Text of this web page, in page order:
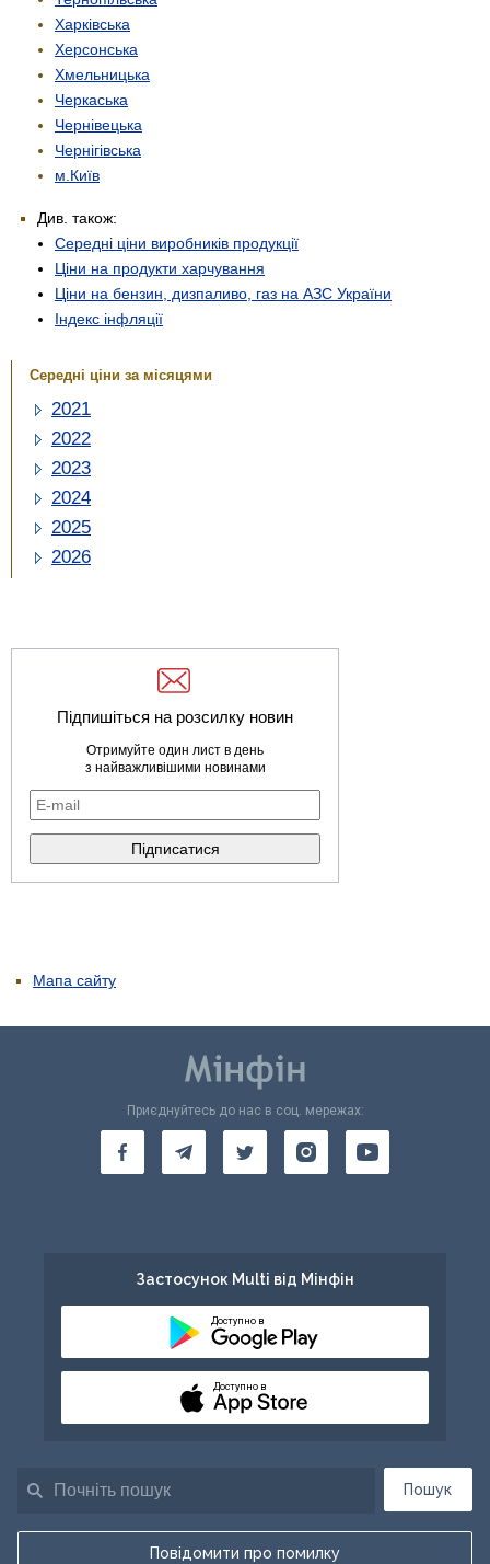
Харківська
Херсонська
Хмельницька
Черкаська
Чернівецька
Чернігівська
м.Київ
Див. також:
Середні ціни виробників продукції
Ціни на продукти харчування
Ціни на бензин, дизпаливо, газ на АЗС України
Індекс інфляції
Середні ціни за місяцями
2021
2022
2023
2024
2025
2026
Підпишіться на розсилку новин
Отримуйте один лист в день
з найважливішими новинами
Мапа сайту
Пошук
Повідомити про помилку
Приєднуйтесь до нас в соц. мережах:
Застосунок Multi від Мінфін
Доступно в
Доступно в